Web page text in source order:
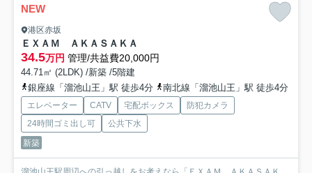
NEW
港区赤坂
ＥＸＡＭ ＡＫＡＳＡＫＡ
34.5万円 管理/共益費20,000円
44.71㎡ (2LDK) /新築 /5階建
銀座線「溜池山王」駅 徒歩4分
南北線「溜池山王」駅 徒歩4分
エレベーター CATV 宅配ボックス
防犯カメラ
24時間ゴミ出し可
公共下水
新築